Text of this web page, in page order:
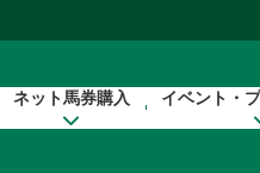
ネット馬券購入 イベント・